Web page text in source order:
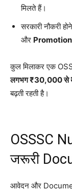
मिलते हैं।
सरकारी नौकरी
और
कुल मिलाकर एक
लगभग ₹30,000
बढ़ती रहती है।
OSSSC
जरूरी
आवेदन और